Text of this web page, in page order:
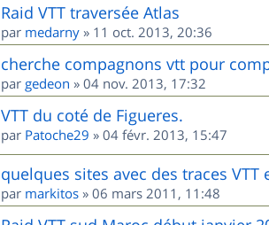
Raid VTT traversée Atlas
par medarny » 11 oct. 2013, 20:36
cherche compagnons vtt pour
par gedeon » 04 nov. 2013, 17:32
VTT du coté de Figueres.
par Patoche29 » 04 févr. 2013, 15:47
quelques sites avec des traces VTT
par markitos » 06 mars 2011, 11:48